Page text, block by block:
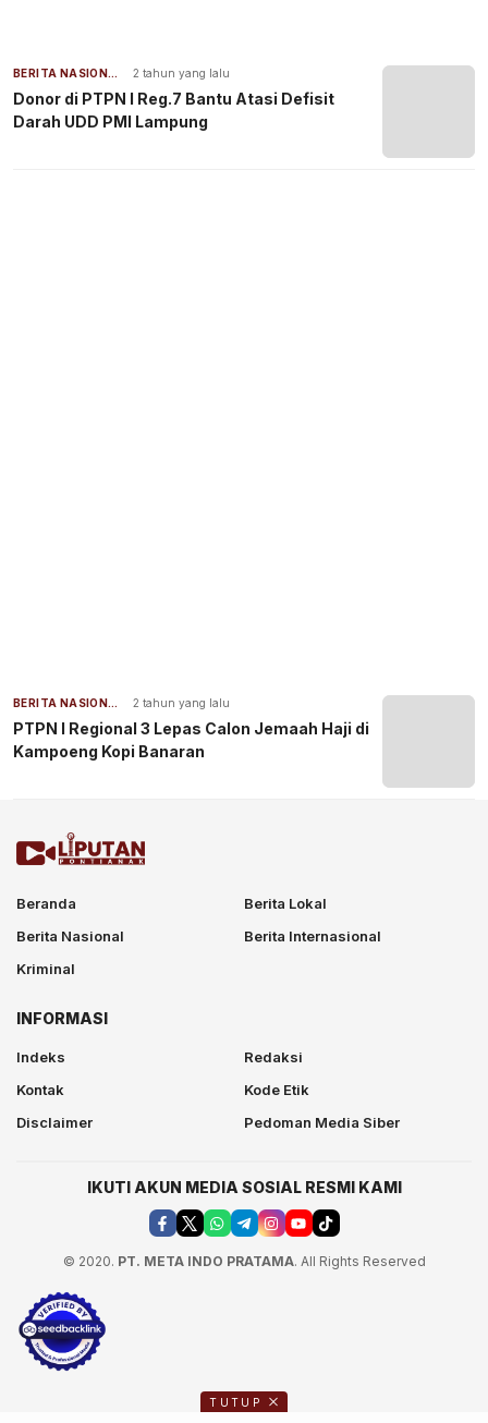
BERITA NASIONAL 2 tahun yang lalu
Donor di PTPN I Reg.7 Bantu Atasi Defisit
Darah UDD PMI Lampung
BERITA NASIONAL 2 tahun yang lalu
PTPN I Regional 3 Lepas Calon Jemaah Haji di
Kampoeng Kopi Banaran
Beranda
Berita Lokal
Berita Nasional
Berita Internasional
Kriminal
INFORMASI
Indeks
Redaksi
Kontak
Kode Etik
Disclaimer
Pedoman Media Siber
IKUTI AKUN MEDIA SOSIAL RESMI KAMI
© 2020. PT. META INDO PRATAMA. All Rights Reserved
TUTUP